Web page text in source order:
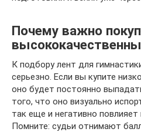
Почему важно
К подбору лент для
серьезно. Если вы купите
оно будет постоянно
того, что оно визуально
так еще и негативно повлияет
Помните: судьи отнимают